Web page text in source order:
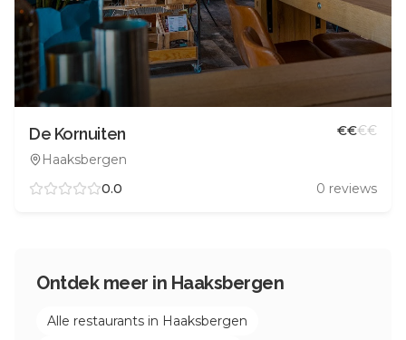
De Kornuiten
Haaksbergen
€€€€
0.0 0 reviews
Ontdek meer in Haaksbergen
Alle restaurants in Haaksbergen